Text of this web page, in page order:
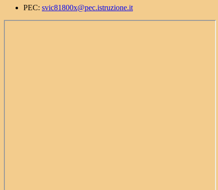
PEC: svic81800x@pec.istruzione.it